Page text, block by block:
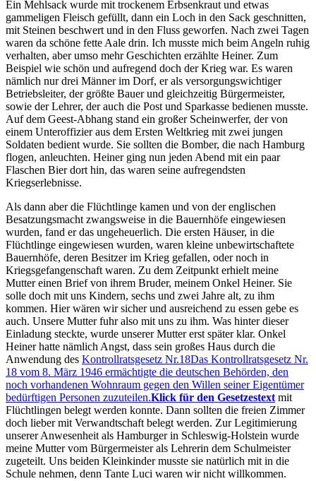
Ein Mehlsack wurde mit trockenem Erbsenkraut und etwas
gammeligen Fleisch gefüllt, dann ein Loch in den Sack geschnitten,
mit Steinen beschwert und in den Fluss geworfen. Nach zwei Tagen
waren da schöne fette Aale drin. Ich musste mich beim Angeln ruhig
verhalten, aber umso mehr Geschichten erzählte Heiner. Zum
Beispiel wie schön und aufregend doch der Krieg war. Es waren
nämlich nur drei Männer im Dorf, er als versorgungswichtiger
Betriebsleiter, der größte Bauer und gleichzeitig Bürgermeister,
sowie der Lehrer, der auch die Post und Sparkasse bedienen musste.
Auf dem Geest-Abhang stand ein großer Scheinwerfer, der von
einem Unteroffizier aus dem Ersten Weltkrieg mit zwei jungen
Soldaten bedient wurde. Sie sollten die Bomber, die nach Hamburg
flogen, anleuchten. Heiner ging nun jeden Abend mit ein paar
Flaschen Bier dort hin, das waren seine aufregendsten
Kriegserlebnisse.
Als dann aber die Flüchtlinge kamen und von der englischen
Besatzungsmacht zwangsweise in die Bauernhöfe eingewiesen
wurden, fand er das ungeheuerlich. Die ersten Häuser, in die
Flüchtlinge eingewiesen wurden, waren kleine unbewirtschaftete
Bauernhöfe, deren Besitzer im Krieg gefallen, oder noch in
Kriegsgefangenschaft waren. Zu dem Zeitpunkt erhielt meine
Mutter einen Brief von ihrem Bruder, meinem Onkel Heiner. Sie
solle doch mit uns Kindern, sechs und zwei Jahre alt, zu ihm
kommen. Hier wären wir sicher und ausreichend zu essen gebe es
auch. Unsere Mutter fuhr also mit uns zu ihm. Was hinter dieser
Einladung steckte, wurde unserer Mutter erst später klar. Onkel
Heiner hatte nämlich Angst, dass sein großes Haus durch die
Anwendung des Kontrollratsgesetz Nr.18Das Kontrollratsgesetz Nr.
18 vom 8. März 1946 ermächtigte die deutschen Behörden, den
noch vorhandenen Wohnraum gegen den Willen seiner Eigentümer
bedürftigen Personen zuzuteilen.Klick für den Gesetzestextmit
Flüchtlingen belegt werden konnte. Dann sollten die freien Zimmer
doch lieber mit Verwandtschaft belegt werden. Zur Legitimierung
unserer Anwesenheit als Hamburger in Schleswig-Holstein wurde
meine Mutter vom Bürgermeister als Lehrerin dem Schulmeister
zugeteilt. Uns beiden Kleinkinder musste sie natürlich mit in die
Schule nehmen, denn Tante Luci waren wir nicht willkommen.